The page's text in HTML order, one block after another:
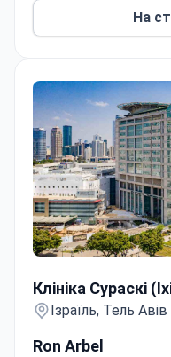
На
Клініка Сураскі
Ізраїль, Тель Авів
Ron Arbel